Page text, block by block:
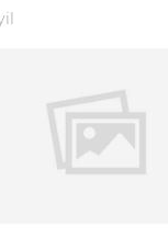
tizimi